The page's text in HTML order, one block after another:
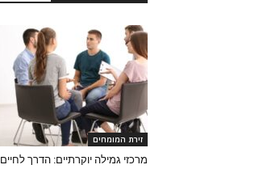
זירת המומחים
מרכזי גמילה יוקרתיים: הדרך לחיים